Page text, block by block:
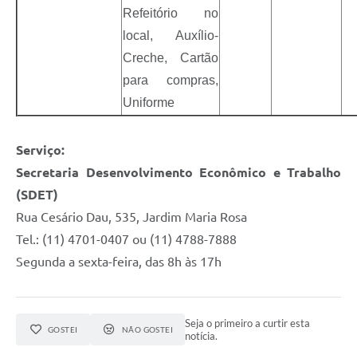
Refeitório no
local, Auxílio-
Creche, Cartão
para compras,
Uniforme
Serviço:
Secretaria Desenvolvimento Econômico e Trabalho
(SDET)
Rua Cesário Dau, 535, Jardim Maria Rosa
Tel.: (11) 4701-0407 ou (11) 4788-7888
Segunda a sexta-feira, das 8h às 17h
GOSTEI NÃO GOSTEI
Seja o primeiro a curtir esta
notícia.